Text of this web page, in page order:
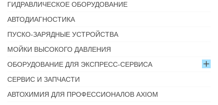
ГИДРАВЛИЧЕСКОЕ ОБОРУДОВАНИЕ
АВТОДИАГНОСТИКА
ПУСКО-ЗАРЯДНЫЕ УСТРОЙСТВА
МОЙКИ ВЫСОКОГО ДАВЛЕНИЯ
ОБОРУДОВАНИЕ ДЛЯ ЭКСПРЕСС-СЕРВИСА
СЕРВИС И ЗАПЧАСТИ
АВТОХИМИЯ ДЛЯ ПРОФЕССИОНАЛОВ AXIOM